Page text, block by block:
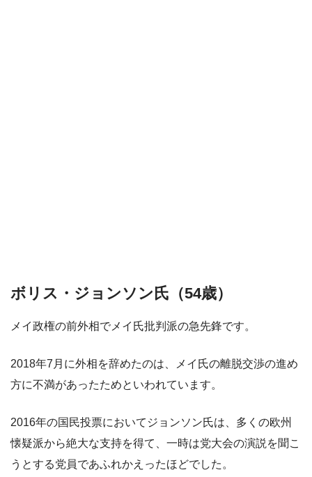
ボリス・ジョンソン氏（54歳）
メイ政権の前外相でメイ氏批判派の急先鋒です。
2018年7月に外相を辞めたのは、メイ氏の離脱交渉の進め
方に不満があったためといわれています。
2016年の国民投票においてジョンソン氏は、多くの欧州
懐疑派から絶大な支持を得て、一時は党大会の演説を聞こ
うとする党員であふれかえったほどでした。